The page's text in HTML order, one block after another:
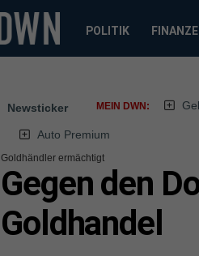
POLITIK
Newsticker MEIN DWN:
Auto Premium
Goldhändler ermächtigt
Gegen den
Goldhandel